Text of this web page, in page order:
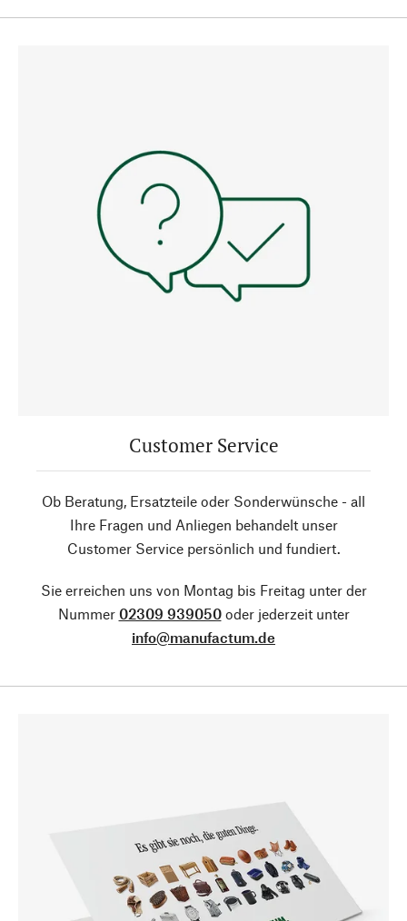
Customer Service
Ob Beratung, Ersatzteile oder Sonderwünsche - all
Ihre Fragen und Anliegen behandelt unser
Customer Service persönlich und fundiert.
Sie erreichen uns von Montag bis Freitag unter der
Nummer 02309 939050oder jederzeit unter
info@manufactum.de